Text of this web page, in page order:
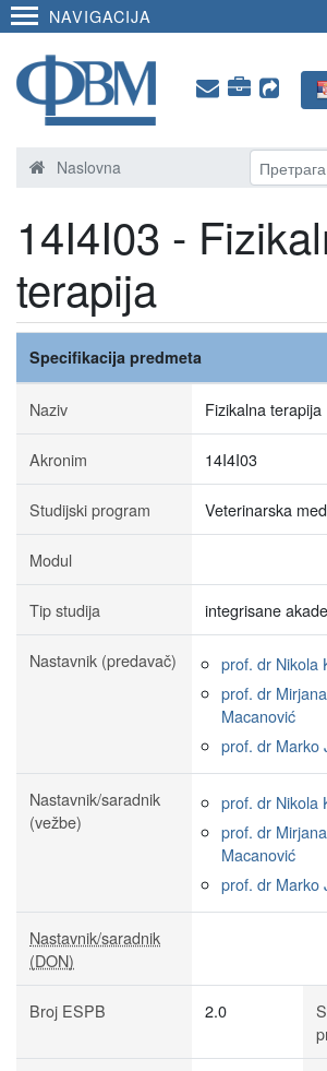
NAVIGACIJA
Naslovna
14I4I03 -
terapija
Specifikacija predmeta
Naziv Fizikalna terapija
Akronim 14I4I03
Studijski program Veterinarska
Modul
Tip studija integrisane
Nastavnik (predavač)
prof. dr Nikola
prof. dr
Macanović
prof. dr Marko
Nastavnik/saradnik
(vežbe)
prof. dr Nikola
prof. dr
Macanović
prof. dr Marko
Nastavnik/saradnik
(DON)
Broj ESPB 2.0